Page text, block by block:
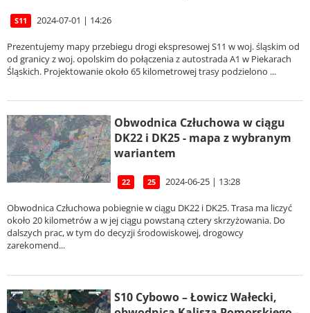
S11 2024-07-01 | 14:26
Prezentujemy mapy przebiegu drogi ekspresowej S11 w woj. śląskim od
od granicy z woj. opolskim do połączenia z autostrada A1 w Piekarach
Śląskich. Projektowanie około 65 kilometrowej trasy podzielono ...
Obwodnica Człuchowa w ciągu
DK22 i DK25 - mapa z wybranym
wariantem
22 25 2024-06-25 | 13:28
Obwodnica Człuchowa pobiegnie w ciągu DK22 i DK25. Trasa ma liczyć
około 20 kilometrów a w jej ciągu powstaną cztery skrzyżowania. Do
dalszych prac, w tym do decyzji środowiskowej, drogowcy
zarekomend...
S10 Cybowo – Łowicz Wałecki,